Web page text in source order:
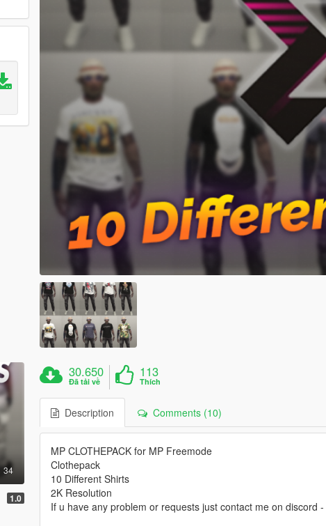
34
1.0
30.650
Đã tải về
113
Thích
Description Comments (10)
MP CLOTHEPACK for MP Freemode
Clothepack
10 Different Shirts
2K Resolution
If u have any problem or requests just contact me on discord